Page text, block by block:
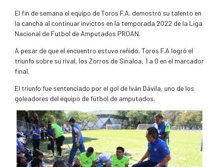
El fin de semana el equipo de Toros F.A. demostró su talento en
la cancha al continuar invictos en la temporada 2022 de la Liga
Nacional de Futbol de Amputados PROAN.
A pesar de que el encuentro estuvo reñido, Toros F.A logró el
triunfo sobre su rival, los Zorros de Sinaloa, 1 a 0 en el marcador
final.
El triunfo fue sentenciado por el gol de Iván Dávila, uno de los
goleadores del equipo de fútbol de amputados.